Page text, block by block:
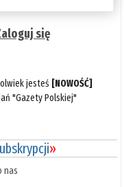
się
jesteś [NOWOŚĆ]
"Gazety Polskiej"
»
nas